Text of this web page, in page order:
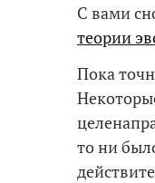
С вами
теории
Пока
то ни